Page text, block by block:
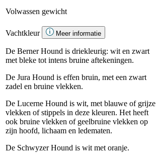
Volwassen gewicht
Vachtkleur
Meer informatie
De Berner Hound is driekleurig: wit en zwart
met bleke tot intens bruine aftekeningen.
De Jura Hound is effen bruin, met een zwart
zadel en bruine vlekken.
De Lucerne Hound is wit, met blauwe of grijze
vlekken of stippels in deze kleuren. Het heeft
ook bruine vlekken of geelbruine vlekken op
zijn hoofd, lichaam en ledematen.
De Schwyzer Hound is wit met oranje.